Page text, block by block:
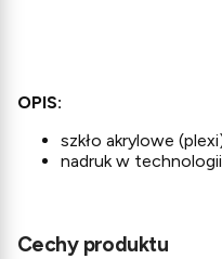
OPIS:
szkło akrylowe
nadruk w
Cechy produktu